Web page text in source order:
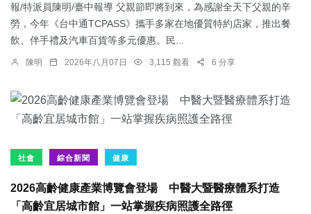
報/特派員陳明/臺中報導 父親節即將到來，為感謝全天下父親的辛
勞，今年《台中通TCPASS》攜手多家在地優質特約店家，推出餐
飲、伴手禮及汽車百貨等多元優惠。民...
陳明 2026年八月07日 3,115 觀看 6 分享
社會 綜合新聞 健康
2026高齡健康產業博覽會登場 中醫大暨醫療體系打造
「高齡宜居城市館」一站掌握疾病照護全路徑